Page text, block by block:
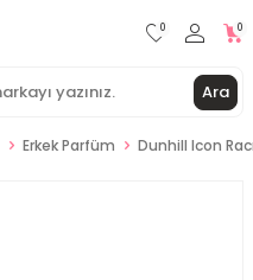
Ara
0 0
Erkek Parfüm Dunhill Icon